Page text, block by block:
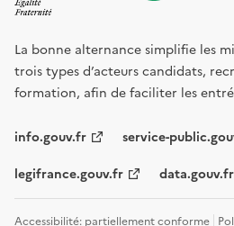
La bonne alternance simplifie les
trois types d’acteurs candidats,
formation, afin de faciliter les
info.gouv.fr service-
legifrance.gouv.fr data.gouv.fr
Accessibilité: partiellement conforme